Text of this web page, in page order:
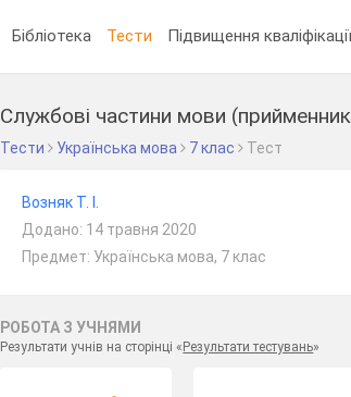
Бібліотека Тести Підвищення кваліфікації
Службові частини мови
Тести Українська мова 7 клас Тест
Возняк Т. І.
Додано: 14 травня 2020
Предмет: Українська мова, 7 клас
РОБОТА З УЧНЯМИ
Результати учнів на сторінці « Результати тестувань»